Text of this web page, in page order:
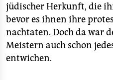
jüdischer Herkunft, die
bevor es ihnen ihre
nachtaten. Doch da war
Meistern auch schon
entwichen.